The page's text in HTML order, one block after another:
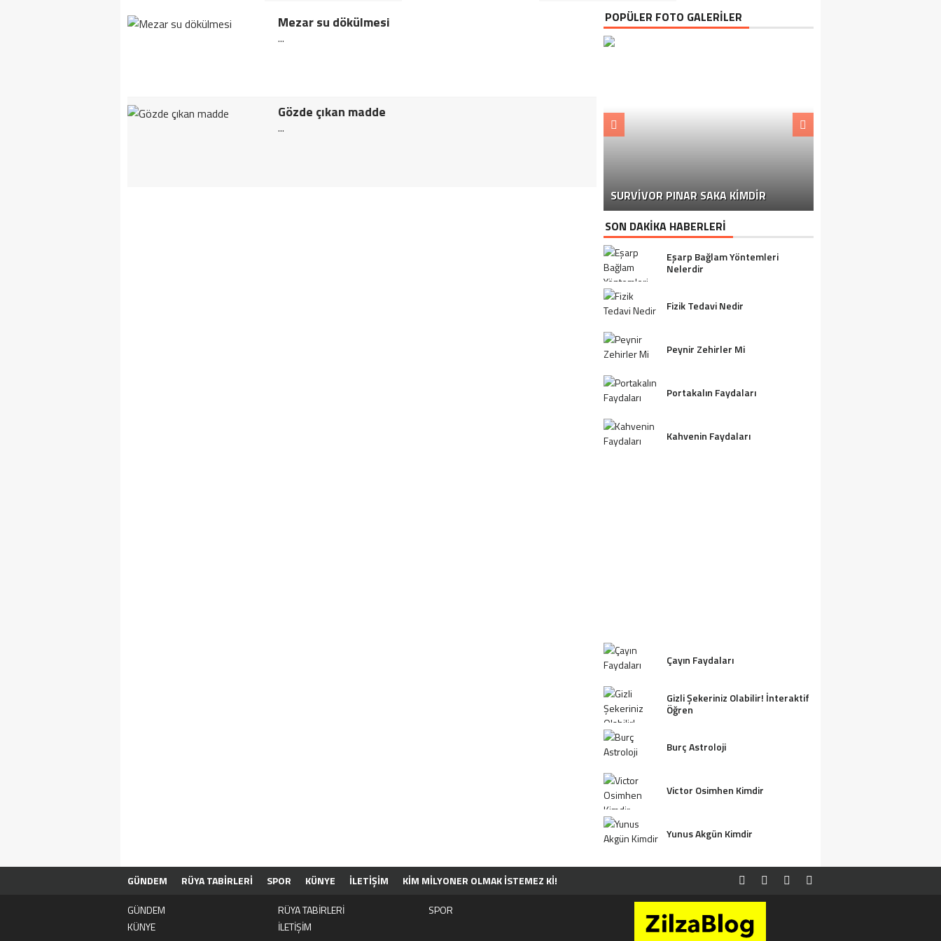
Mezar su dökülmesi
...
Gözde çıkan madde
...
POPÜLER FOTO GALERİLER
SURVIVOR PINAR SAKA KIMDIR
SON DAKİKA HABERLERİ
Eşarp Bağlam Yöntemleri
Nelerdir
Fizik Tedavi Nedir
Peynir Zehirler Mi
Portakalın Faydaları
Kahvenin Faydaları
Çayın Faydaları
Gizli Şekeriniz Olabilir! İnteraktif
Öğren
Burç Astroloji
Victor Osimhen Kimdir
Yunus Akgün Kimdir
GÜNDEM RÜYA TABİRLERİ SPOR KÜNYE İLETİŞİM
KIM MILYONER OLMAK İSTEMEZ KI!
GÜNDEM
RÜYA TABİRLERİ
SPOR
KÜNYE
İLETİŞİM